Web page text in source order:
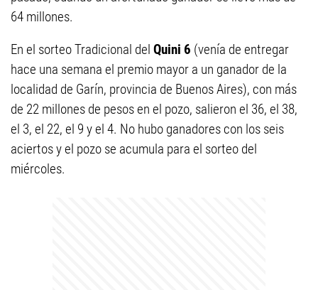
64 millones.
En el sorteo Tradicional del Quini 6 (venía de entregar
hace una semana el premio mayor a un ganador de la
localidad de Garín, provincia de Buenos Aires), con más
de 22 millones de pesos en el pozo, salieron el 36, el 38,
el 3, el 22, el 9 y el 4. No hubo ganadores con los seis
aciertos y el pozo se acumula para el sorteo del
miércoles.